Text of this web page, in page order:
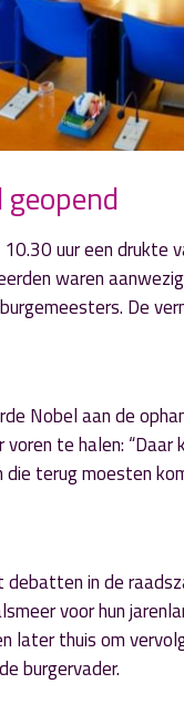
uur een drukte
waren
De
Nobel aan de
te halen:
terug moesten
debatten in de
voor hun
later thuis om
burgervader.